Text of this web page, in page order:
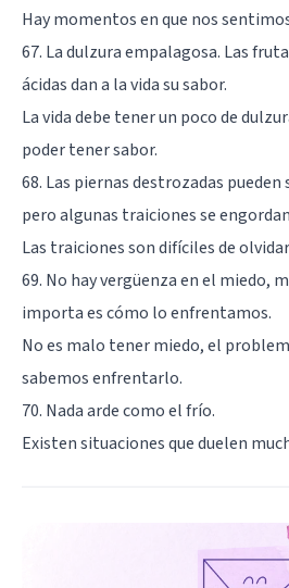
Hay momentos en que nos
67. La dulzura empalagosa. Las
ácidas dan a la vida su sabor.
La vida debe tener un poco de
poder tener sabor.
68. Las piernas destrozadas
pero algunas traiciones se
Las traiciones son difíciles de
69. No hay vergüenza en el miedo,
importa es cómo lo enfrentamos.
No es malo tener miedo, el
sabemos enfrentarlo.
70. Nada arde como el frío.
Existen situaciones que duelen